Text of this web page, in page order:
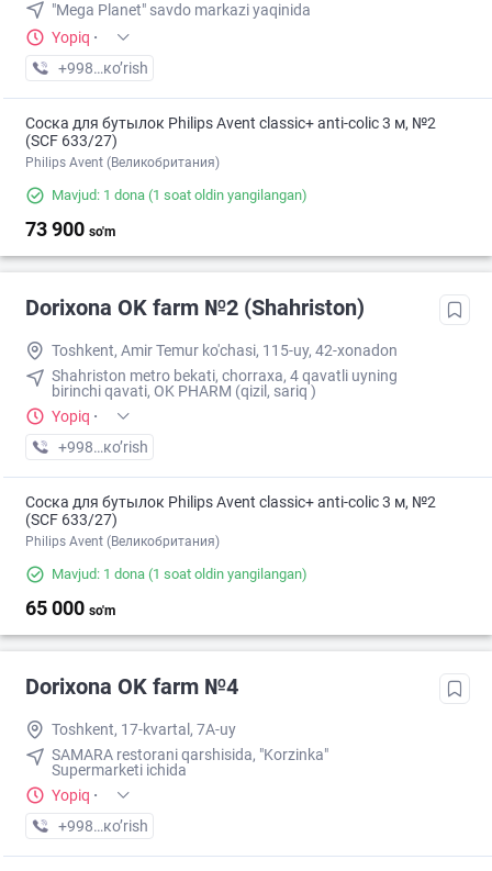
"Mega Planet" savdo markazi yaqinida
Yopiq ·
+998 (90) XXX-XX-XX
кo’rish
Соска для бутылок Philips Avent classic+ anti-colic 3 м, №2
(SCF 633/27)
Philips Avent (Великобритания)
Mavjud: 1 dona (1 soat oldin yangilangan)
73 900 so'm
Dorixona ОK farm №2 (Shahriston)
Toshkent, Amir Temur ko'chasi, 115-uy, 42-xonadon
Shahriston metro bekati, chorraxa, 4 qavatli uyning
birinchi qavati, OK PHARM (qizil, sariq )
Yopiq ·
+998 (90) XXX-XX-XX
кo’rish
Соска для бутылок Philips Avent classic+ anti-colic 3 м, №2
(SCF 633/27)
Philips Avent (Великобритания)
Mavjud: 1 dona (1 soat oldin yangilangan)
65 000 so'm
Dorixona ОK farm №4
Toshkent, 17-kvartal, 7A-uy
SAMARA restorani qarshisida, "Korzinka"
Supermarketi ichida
Yopiq ·
+998 (90) XXX-XX-XX
кo’rish